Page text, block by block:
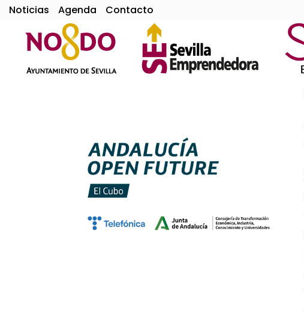
Noticias Agenda Contacto